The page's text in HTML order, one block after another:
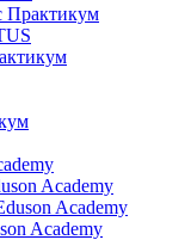
Практикум
Academy
Academy
Academy